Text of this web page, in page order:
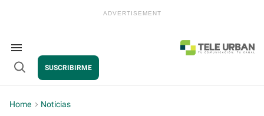
Search
&
Section
Navigation
Open
SUSCRIBIRME
Home > Noticias